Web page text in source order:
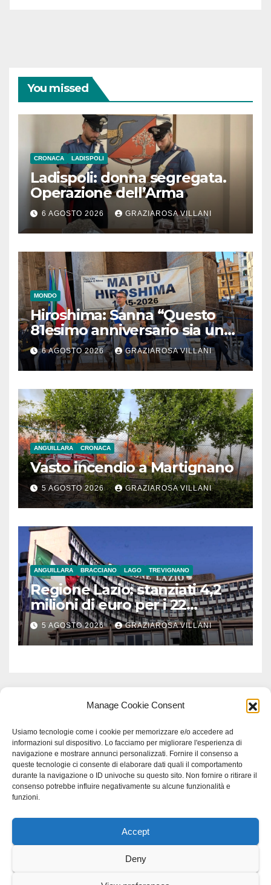
Manage Cookie Consent
Usiamo tecnologie come i cookie per memorizzare e/o accedere ad
informazioni sul dispositivo. Lo facciamo per migliorare l'esperienza di
navigazione e mostrare annunci personalizzati. Fornire il consenso a
queste tecnologie ci consente di elaborare dati quali il comportamento
durante la navigazione o ID univoche su questo sito. Non fornire o ritirare il
consenso potrebbe influire negativamente su alcune funzionalità e
funzioni.
Accept
Deny
You missed
CRONACA LADISPOLI
Ladispoli: donna segregata.
Operazione dell’Arma
6 AGOSTO 2026 GRAZIAROSA VILLANI
MONDO
Hiroshima: Sanna “Questo
81esimo anniversario sia un
monito per tutti”
6 AGOSTO 2026 GRAZIAROSA VILLANI
ANGUILLARA CRONACA
Vasto incendio a Martignano
5 AGOSTO 2026 GRAZIAROSA VILLANI
ANGUILLARA BRACCIANO LAGO TREVIGNANO
Regione Lazio: stanziati 4,2
milioni di euro per i 22
Comuni dell’Etruria
Meridionale
5 AGOSTO 2026 GRAZIAROSA VILLANI
Proudly powered by WordPress|Tema: Newspaperex di
Scienza studio specialistico bracciano